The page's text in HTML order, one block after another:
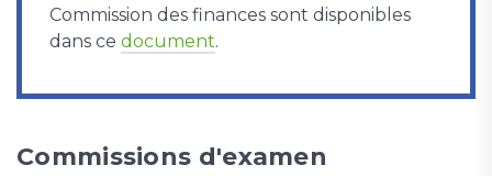
Commission des finances sont disponibles
dans ce document.
Commissions d'examen